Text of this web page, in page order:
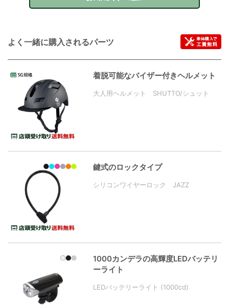
よく一緒に購入されるパーツ
着脱可能なバイザー付きヘルメット
大人用ヘルメット SHUTTO/シュット
鍵式のロックタイプ
シリコンワイヤーロック JAZZ
1000カンデラの高輝度LEDバッテリ
ーライト
LEDバッテリーライト (1000cd)